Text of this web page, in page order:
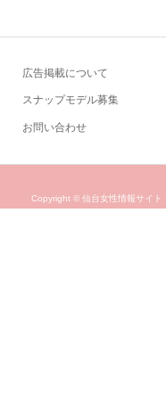
広告掲載について
スナップモデル募集
お問い合わせ
Copyright © 仙台女性情報サイ